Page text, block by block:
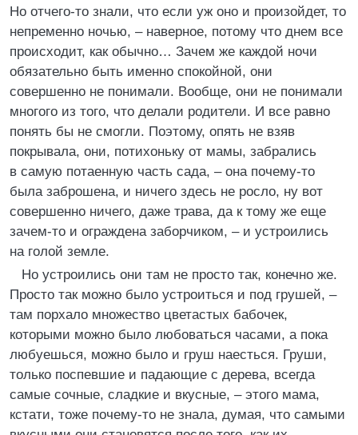
Но отчего-то знали, что если уж оно и произойдет, то
непременно ночью, – наверное, потому что днем все
происходит, как обычно… Зачем же каждой ночи
обязательно быть именно спокойной, они
совершенно не понимали. Вообще, они не понимали
многого из того, что делали родители. И все равно
понять бы не смогли. Поэтому, опять не взяв
покрывала, они, потихоньку от мамы, забрались
в самую потаенную часть сада, – она почему-то
была заброшена, и ничего здесь не росло, ну вот
совершенно ничего, даже трава, да к тому же еще
зачем-то и ограждена заборчиком, – и устроились
на голой земле.
Но устроились они там не просто так, конечно же.
Просто так можно было устроиться и под грушей, –
там порхало множество цветастых бабочек,
которыми можно было любоваться часами, а пока
любуешься, можно было и груш наесться. Груши,
только поспевшие и падающие с дерева, всегда
самые сочные, сладкие и вкусные, – этого мама,
кстати, тоже почему-то не знала, думая, что самыми